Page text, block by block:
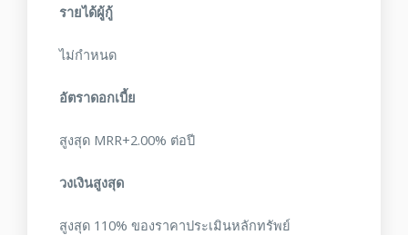
รายได้ผู้กู้
ไม่กำหนด
อัตราดอกเบี้ย
สูงสุด MRR+2.00% ต่อปี
วงเงินสูงสุด
สูงสุด 110% ของราคาประเมินหลักทรัพย์